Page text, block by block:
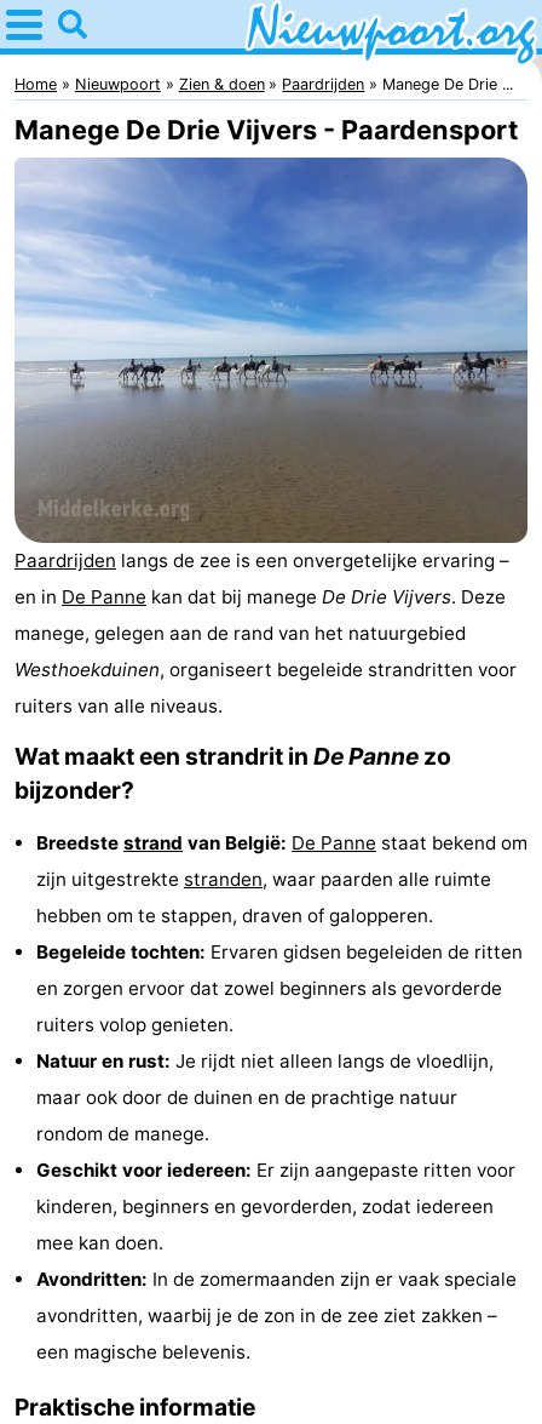
Home
Nieuwpoort
Tips
Voor
kinderen
Overnachten
Appartementen
Holiday
Nieuwpoort
-
Suites
Westende
(&
breakfasts)
Campings
Hotels
Vakantiehuizen
-
Oostduinkerke
aan
-
Westende
Last
Zien
doen
-
Monumenten
-
-
Home Nieuwpoort Zien & doen Paardrijden Manege De Drie ...
Manege De Drie Vijvers - Paardensport
Paardrijden langs de zee is een onvergetelijke ervaring –
en in De Panne kan dat bij manege De Drie Vijvers. Deze
manege, gelegen aan de rand van het natuurgebied
Westhoekduinen, organiseert begeleide strandritten voor
ruiters van alle niveaus.
Wat maakt een strandrit in De Panne zo
bijzonder?
Breedste strand van België: De Panne staat bekend om
zijn uitgestrekte stranden, waar paarden alle ruimte
hebben om te stappen, draven of galopperen.
Begeleide tochten: Ervaren gidsen begeleiden de ritten
en zorgen ervoor dat zowel beginners als gevorderde
ruiters volop genieten.
Natuur en rust: Je rijdt niet alleen langs de vloedlijn,
maar ook door de duinen en de prachtige natuur
rondom de manege.
Geschikt voor iedereen: Er zijn aangepaste ritten voor
kinderen, beginners en gevorderden, zodat iedereen
mee kan doen.
Avondritten: In de zomermaanden zijn er vaak speciale
avondritten, waarbij je de zon in de zee ziet zakken –
een magische belevenis.
Praktische informatie